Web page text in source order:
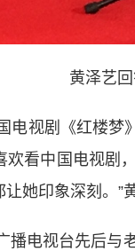
黄泽艺
视剧《红楼梦
欢看中国电视剧
她印象深刻。”
电视台先后与